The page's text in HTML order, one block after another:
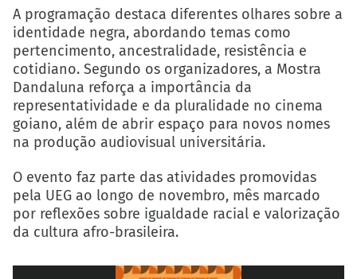
A programação destaca diferentes olhares sobre a
identidade negra, abordando temas como
pertencimento, ancestralidade, resistência e
cotidiano. Segundo os organizadores, a Mostra
Dandaluna reforça a importância da
representatividade e da pluralidade no cinema
goiano, além de abrir espaço para novos nomes
na produção audiovisual universitária.
O evento faz parte das atividades promovidas
pela UEG ao longo de novembro, mês marcado
por reflexões sobre igualdade racial e valorização
da cultura afro-brasileira.